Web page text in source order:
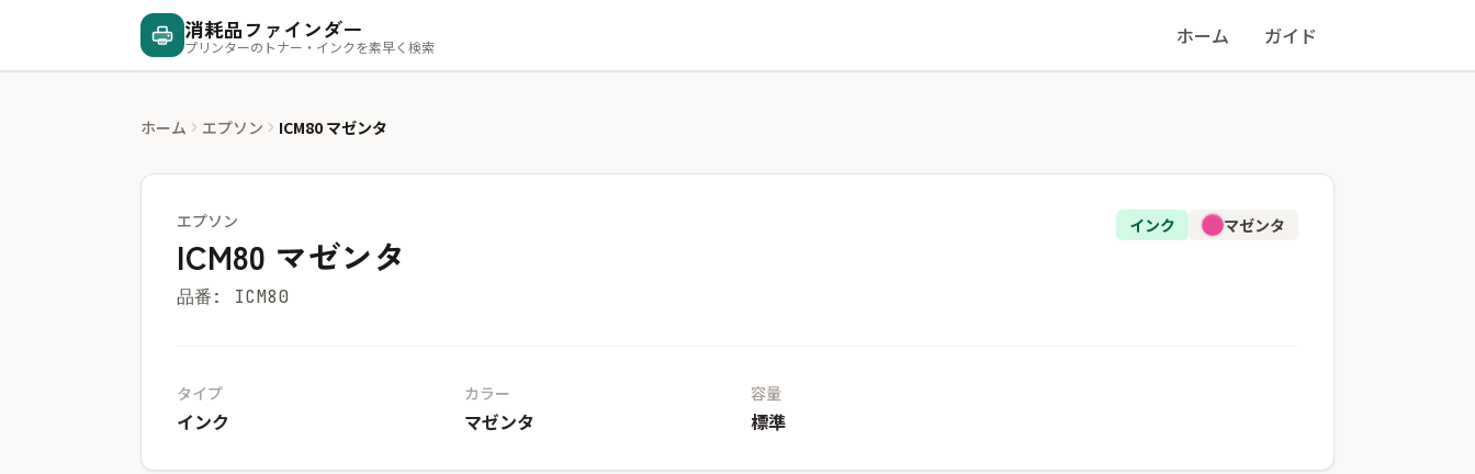
消耗品ファインダー
プリンターのトナー・インクを素早く検索 ホーム ガイド
ホーム エプソン ICM80 マゼンタ
エプソン
ICM80 マゼンタ
品番: ICM80
インク マゼンタ
タイプ
インク
カラー
マゼンタ
容量
標準